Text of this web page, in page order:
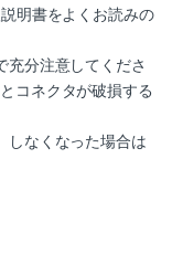
明書をよくお読みの
充分注意してくださ
コネクタが破損する
しなくなった場合は